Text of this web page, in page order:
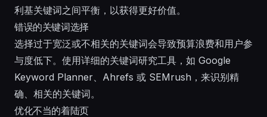
利基关键词之间平衡，以获得更好价值。
错误的关键词选择
选择过于宽泛或不相关的关键词会导致预算浪费和用户参
与度低下。使用详细的关键词研究工具，如 Google
Keyword Planner、Ahrefs 或 SEMrush，来识别精
确、相关的关键词。
优化不当的着陆页